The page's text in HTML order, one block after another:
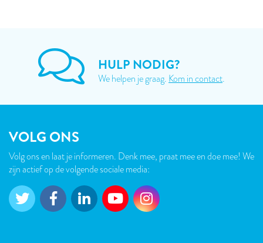
HULP NODIG?
We helpen je graag. Kom in contact.
VOLG ONS
Volg ons en laat je informeren. Denk mee, praat mee en doe mee! We
zijn actief op de volgende sociale media: